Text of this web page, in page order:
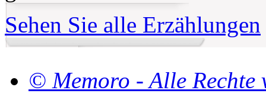
Sehen Sie alle Erzählungen
© Memoro - Alle Rechte